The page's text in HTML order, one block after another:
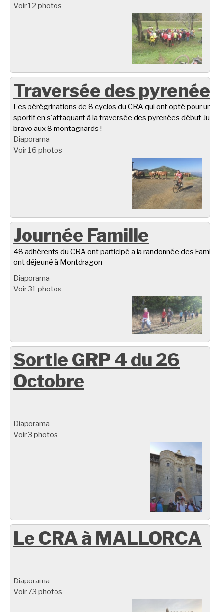
Voir 12 photos
Traversée des pyrenées
Les pérégrinations de 8 cyclos du CRA qui ont opté pour un
sportif en s'attaquant à la traversée des pyrenées début
bravo aux 8 montagnards !
Diaporama
Voir 16 photos
Journée Famille
48 adhérents du CRA ont participé a la randonnée des
ont déjeuné à Montdragon
Diaporama
Voir 31 photos
Sortie GRP 4 du 26
Octobre
Diaporama
Voir 3 photos
Le CRA à MALLORCA
Diaporama
Voir 73 photos